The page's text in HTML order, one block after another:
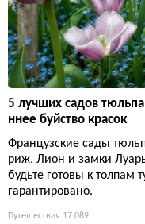
5 лучших садов
ннее буйство красок
Французские сады
риж, Лион и замки
будьте готовы к толпам
гарантировано.
Путешествия 17 089